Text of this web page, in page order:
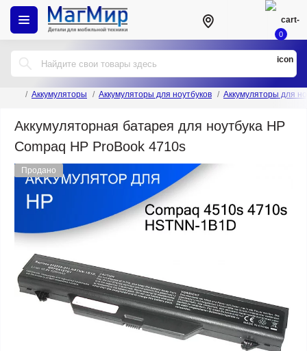
0
Аккумуляторы Аккумуляторы для ноутбуков Аккумуляторы для
Аккумуляторная батарея для ноутбука HP
Compaq HP ProBook 4710s
Продано